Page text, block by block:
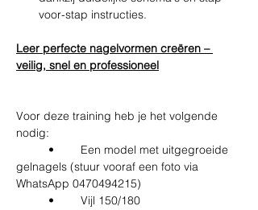
voor-stap instructies.
Leer perfecte nagelvormen creëren –
veilig, snel en professioneel
Voor deze training heb je het volgende
nodig:
gelnagels (stuur vooraf een foto via
WhatsApp 0470494215)
	•	Vijl 150/180